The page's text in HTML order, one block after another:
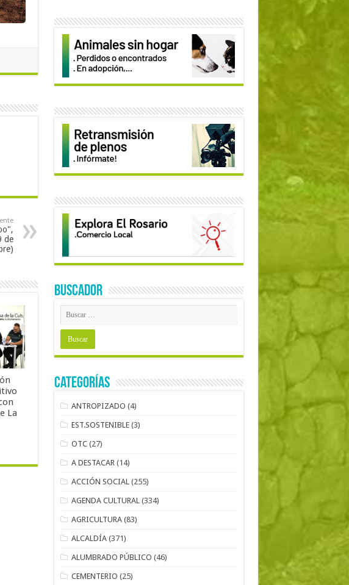
de
La
BUSCADOR
Categorías
ANTROPIZADO (4)
EST.SOSTENIBLE (3)
OTC (27)
A DESTACAR (14)
ACCIÓN SOCIAL (255)
AGENDA CULTURAL (334)
AGRICULTURA (83)
ALCALDÍA (371)
ALUMBRADO PÚBLICO (46)
CEMENTERIO (25)